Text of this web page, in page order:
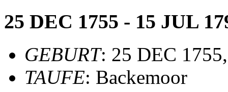
25 DEC 1755 - 15 JUL
GEBURT: 25 DEC
TAUFE: Backemoor